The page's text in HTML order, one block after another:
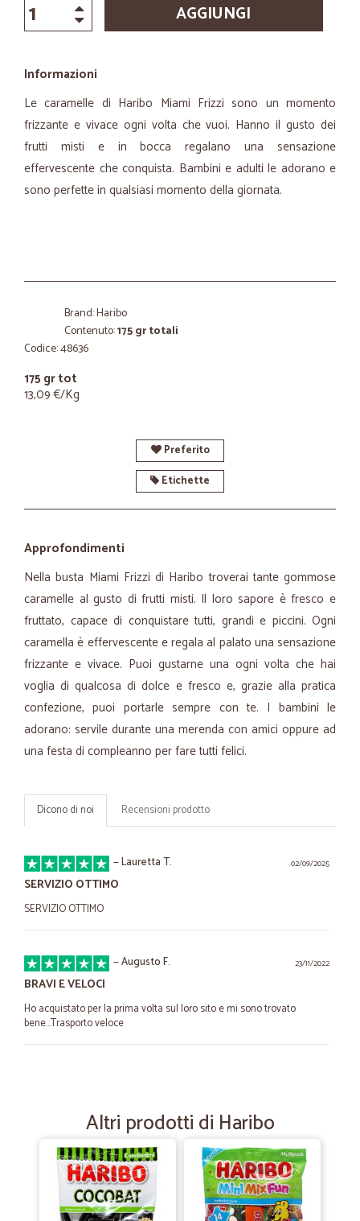
AGGIUNGI
Informazioni
Le caramelle di Haribo Miami Frizzi sono un momento
frizzante e vivace ogni volta che vuoi. Hanno il gusto dei
frutti misti e in bocca regalano una sensazione
effervescente che conquista. Bambini e adulti le adorano e
sono perfette in qualsiasi momento della giornata.
Brand: Haribo
Contenuto:175 gr totali
Codice: 48636
175 gr tot
13,09 €/Kg
Preferito
Etichette
Approfondimenti
Nella busta Miami Frizzi di Haribo troverai tante gommose
caramelle al gusto di frutti misti. Il loro sapore è fresco e
fruttato, capace di conquistare tutti, grandi e piccini. Ogni
caramella è effervescente e regala al palato una sensazione
frizzante e vivace. Puoi gustarne una ogni volta che hai
voglia di qualcosa di dolce e fresco e, grazie alla pratica
confezione, puoi portarle sempre con te. I bambini le
adorano: servile durante una merenda con amici oppure ad
una festa di compleanno per fare tutti felici.
Dicono di noi Recensioni prodotto
02/09/2025
—Lauretta T.
SERVIZIO OTTIMO
SERVIZIO OTTIMO
23/11/2022
—Augusto F.
BRAVI E VELOCI
Ho acquistato per la prima volta sul loro sito e mi sono trovato
bene...Trasporto veloce
sono contentissimo della vostra cicalia e continuerà quanto possibile
Sono un novantenne ancora in gamba, grazie moltissimo Loris e tTna
02/07/2021
—Enrica C.
Mi sono trovata molto bene
Altri prodotti di Haribo